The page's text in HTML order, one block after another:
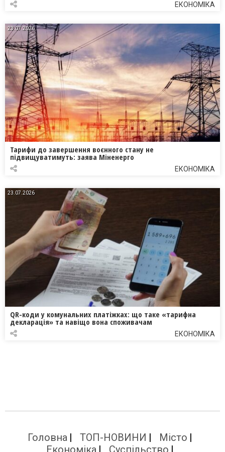
ЕКОНОМІКА
23.07.2026
Тарифи до завершення воєнного стану не
підвищуватимуть: заява Міненерго
ЕКОНОМІКА
23.07.2026
QR-коди у комунальних платіжках: що таке «тарифна
декларація» та навіщо вона споживачам
ЕКОНОМІКА
Головна ТОП-НОВИНИ
Місто
Економіка
Суспільство